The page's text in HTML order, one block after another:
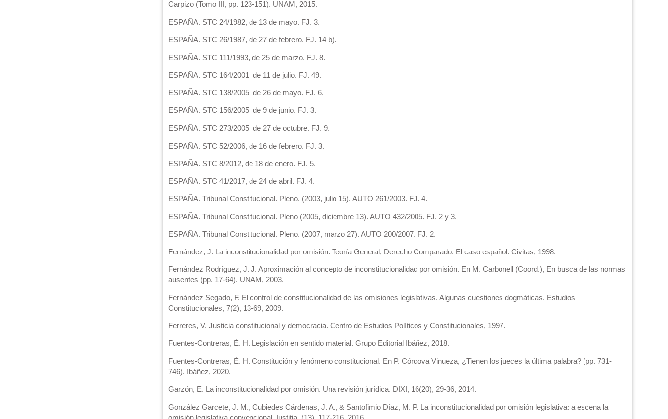
Carpizo (Tomo III, pp. 123-151). UNAM, 2015.
ESPAÑA. STC 24/1982, de 13 de mayo. FJ. 3.
ESPAÑA. STC 26/1987, de 27 de febrero. FJ. 14 b).
ESPAÑA. STC 111/1993, de 25 de marzo. FJ. 8.
ESPAÑA. STC 164/2001, de 11 de julio. FJ. 49.
ESPAÑA. STC 138/2005, de 26 de mayo. FJ. 6.
ESPAÑA. STC 156/2005, de 9 de junio. FJ. 3.
ESPAÑA. STC 273/2005, de 27 de octubre. FJ. 9.
ESPAÑA. STC 52/2006, de 16 de febrero. FJ. 3.
ESPAÑA. STC 8/2012, de 18 de enero. FJ. 5.
ESPAÑA. STC 41/2017, de 24 de abril. FJ. 4.
ESPAÑA. Tribunal Constitucional. Pleno. (2003, julio 15). AUTO 261/2003. FJ. 4.
ESPAÑA. Tribunal Constitucional. Pleno (2005, diciembre 13). AUTO 432/2005. FJ. 2 y 3.
ESPAÑA. Tribunal Constitucional. Pleno. (2007, marzo 27). AUTO 200/2007. FJ. 2.
Fernández, J. La inconstitucionalidad por omisión. Teoría General, Derecho Comparado. El caso español. Civitas, 1998.
Fernández Rodríguez, J. J. Aproximación al concepto de inconstitucionalidad por omisión. En M. Carbonell (Coord.), En busca de las normas
ausentes (pp. 17-64). UNAM, 2003.
Fernández Segado, F. El control de constitucionalidad de las omisiones legislativas. Algunas cuestiones dogmáticas. Estudios
Constitucionales, 7(2), 13-69, 2009.
Ferreres, V. Justicia constitucional y democracia. Centro de Estudios Políticos y Constitucionales, 1997.
Fuentes-Contreras, É. H. Legislación en sentido material. Grupo Editorial Ibáñez, 2018.
Fuentes-Contreras, É. H. Constitución y fenómeno constitucional. En P. Córdova Vinueza, ¿Tienen los jueces la última palabra? (pp. 731-
746). Ibáñez, 2020.
Garzón, E. La inconstitucionalidad por omisión. Una revisión jurídica. DIXI, 16(20), 29-36, 2014.
González Garcete, J. M., Cubiedes Cárdenas, J. A., & Santofimio Díaz, M. P. La inconstitucionalidad por omisión legislativa: a escena la
omisión legislativa convencional. Iustitia, (13), 117-216, 2016.